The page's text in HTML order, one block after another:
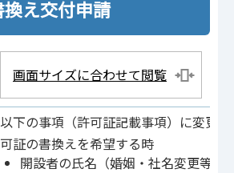
え交付申請
画面サイズに合わせて閲覧
以下の事項（許可証記載事項）に変更
可証の書換えを希望する時
開設者の氏名（婚姻・社名変更等）